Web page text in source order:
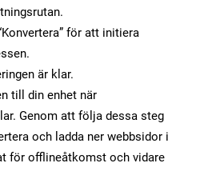
för att initiera
är klar.
till din enhet när
Genom att följa dessa steg
och ladda ner webbsidor i
för offlineåtkomst och vidare